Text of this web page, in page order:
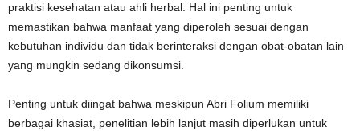
praktisi kesehatan atau ahli herbal. Hal ini penting untuk
memastikan bahwa manfaat yang diperoleh sesuai dengan
kebutuhan individu dan tidak berinteraksi dengan obat-obatan lain
yang mungkin sedang dikonsumsi.
Penting untuk diingat bahwa meskipun Abri Folium memiliki
berbagai khasiat, penelitian lebih lanjut masih diperlukan untuk